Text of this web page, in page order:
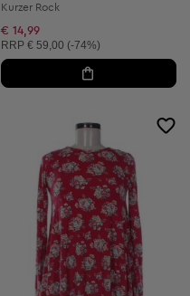
Kurzer Rock
€ 14,99
Unverbindliche Preisempfehlung:
RRP € 59,00 (-74%)